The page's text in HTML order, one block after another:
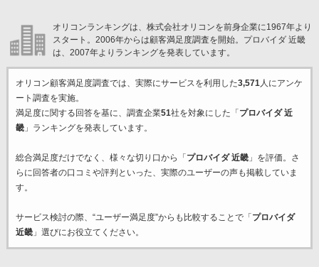
オリコンランキングは、株式会社オリコンを前身企業に1967年より
スタート。2006年からは顧客満足度調査を開始。プロバイダ 近畿
は、2007年よりランキングを発表しています。
オリコン顧客満足度調査では、実際にサービスを利用した3,571人にアンケ
ート調査を実施。
満足度に関する回答を基に、調査企業51社を対象にした「 プロバイダ 近
畿」ランキングを発表しています。
総合満足度だけでなく、様々な切り口から「 プロバイダ 近畿」を評価。さ
らに回答者の口コミや評判といった、実際のユーザーの声も掲載していま
す。
サービス検討の際、“ユーザー満足度”からも比較することで「 プロバイダ
近畿」選びにお役立てください。